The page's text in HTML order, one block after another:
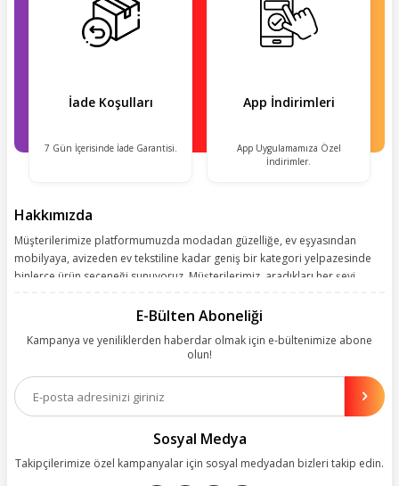
İade Koşulları
7 Gün İçerisinde İade Garantisi.
App İndirimleri
App Uygulamamıza Özel
İndirimler.
Hakkımızda
Müşterilerimize platformumuzda modadan güzelliğe, ev eşyasından
mobilyaya, avizeden ev tekstiline kadar geniş bir kategori yelpazesinde
binlerce ürün seçeneği sunuyoruz. Müşterilerimiz, aradıkları her şeyi
kolay, kusursuz ve keyifli bir alışveriş yolculuğu sunarken deneyiminize
olanakları sunuyoruz. Çalışmalarımızı müşterilerimizin memnuniyetini
esas alarak yürütüyoruz.
E-Bülten Aboneliği
Kampanya ve yeniliklerden haberdar olmak için e-bültenimize abone
olun!
Sosyal Medya
Takipçilerimize özel kampanyalar için sosyal medyadan bizleri takip edin.